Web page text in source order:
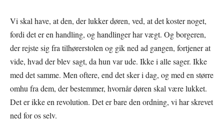
Vi skal have, at den, der lukker døren, ved, at det koster noget,
fordi det er en handling, og handlinger har vægt. Og borgeren,
der rejste sig fra tilhørerstolen og gik ned ad gangen, fortjener at
vide, hvad der blev sagt, da hun var ude. Ikke i alle sager. Ikke
med det samme. Men oftere, end det sker i dag, og med en større
omhu fra dem, der bestemmer, hvornår døren skal være lukket.
Det er ikke en revolution. Det er bare den ordning, vi har skrevet
ned for os selv.